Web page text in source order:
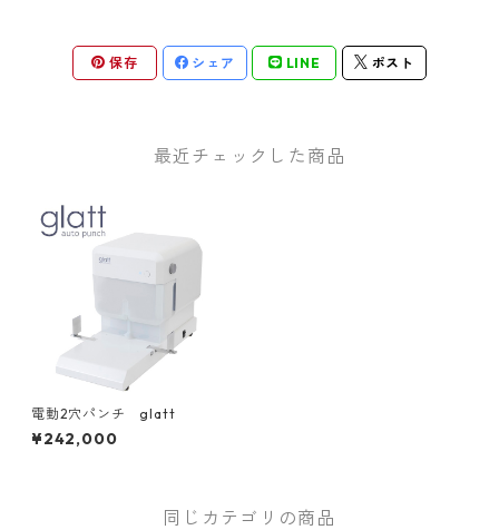
保存 シェア LINE ポスト
最近チェックした商品
電動2穴パンチ glatt
¥242,000
同じカテゴリの商品